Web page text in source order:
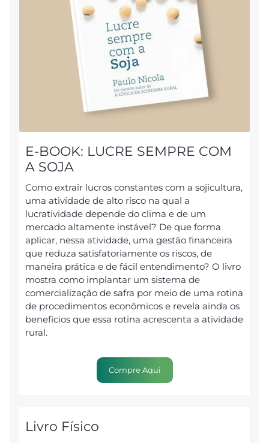
E-BOOK: LUCRE SEMPRE COM
A SOJA
Como extrair lucros constantes com a sojicultura,
uma atividade de alto risco na qual a
lucratividade depende do clima e de um
mercado altamente instável? De que forma
aplicar, nessa atividade, uma gestão financeira
que reduza satisfatoriamente os riscos, de
maneira prática e de fácil entendimento? O livro
mostra como implantar um sistema de
comercialização de safra por meio de uma rotina
de procedimentos econômicos e revela ainda os
benefícios que essa rotina acrescenta a atividade
rural.
Compre Aqui
Livro Físico